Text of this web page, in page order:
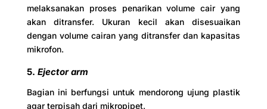
melaksanakan proses penarikan volume cair yang
akan ditransfer. Ukuran kecil akan disesuaikan
dengan volume cairan yang ditransfer dan kapasitas
mikrofon.
5. Ejector arm
Bagian ini berfungsi untuk mendorong ujung plastik
agar terpisah dari mikropipet.